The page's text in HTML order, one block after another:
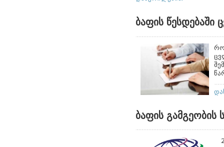
ბაფის წესდებაში
ბაფის გამგეობის